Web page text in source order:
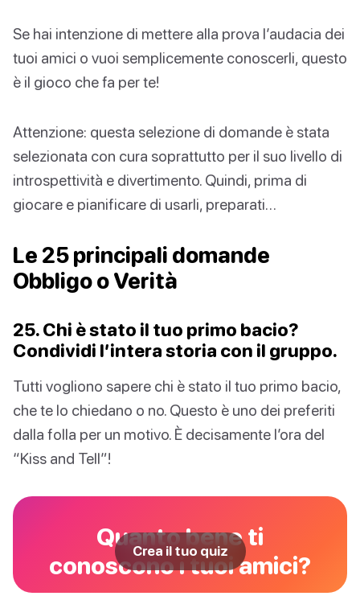
Se hai intenzione di mettere alla prova l’audacia dei
tuoi amici o vuoi semplicemente conoscerli, questo
è il gioco che fa per te!
Attenzione: questa selezione di domande è stata
selezionata con cura soprattutto per il suo livello di
introspettività e divertimento. Quindi, prima di
giocare e pianificare di usarli, preparati…
Le 25 principali domande
Obbligo o Verità
25. Chi è stato il tuo primo bacio?
Condividi l’intera storia con il gruppo.
Tutti vogliono sapere chi è stato il tuo primo bacio,
che te lo chiedano o no. Questo è uno dei preferiti
dalla folla per un motivo. È decisamente l’ora del
“Kiss and Tell”!
Quanto bene ti
conoscono i tuoi amici?
Crea il tuo quiz